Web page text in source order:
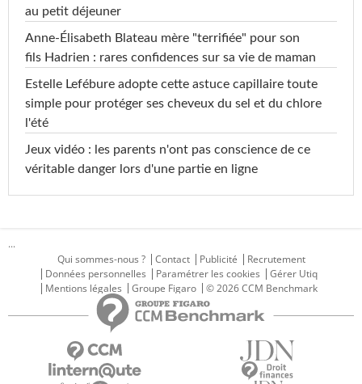
au petit déjeuner
Anne-Élisabeth Blateau mère "terrifiée" pour son
fils Hadrien : rares confidences sur sa vie de maman
Estelle Lefébure adopte cette astuce capillaire toute
simple pour protéger ses cheveux du sel et du chlore
l'été
Jeux vidéo : les parents n'ont pas conscience de ce
véritable danger lors d'une partie en ligne
...
Qui sommes-nous ?
Contact Publicité
Recrutement
Données personnelles
Paramétrer les cookies
Gérer Utiq
Mentions légales
Groupe Figaro © 2026 CCM Benchmark